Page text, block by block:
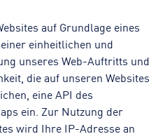
auf Grundlage eines
einheitlichen und
unseres Web-Auftritts und
die auf unseren Websites
eine API des
ein. Zur Nutzung der
wird Ihre IP-Adresse an